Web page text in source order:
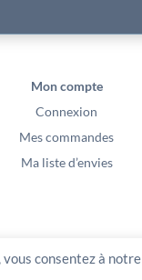
Mon compte
Connexion
Mes commandes
Ma liste d’envies
consentez à notre